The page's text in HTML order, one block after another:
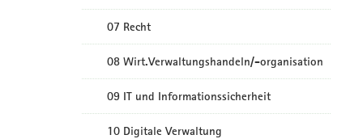
07 Recht
08 Wirt.Verwaltungshandeln/-organisation
09 IT und Informationssicherheit
10 Digitale Verwaltung